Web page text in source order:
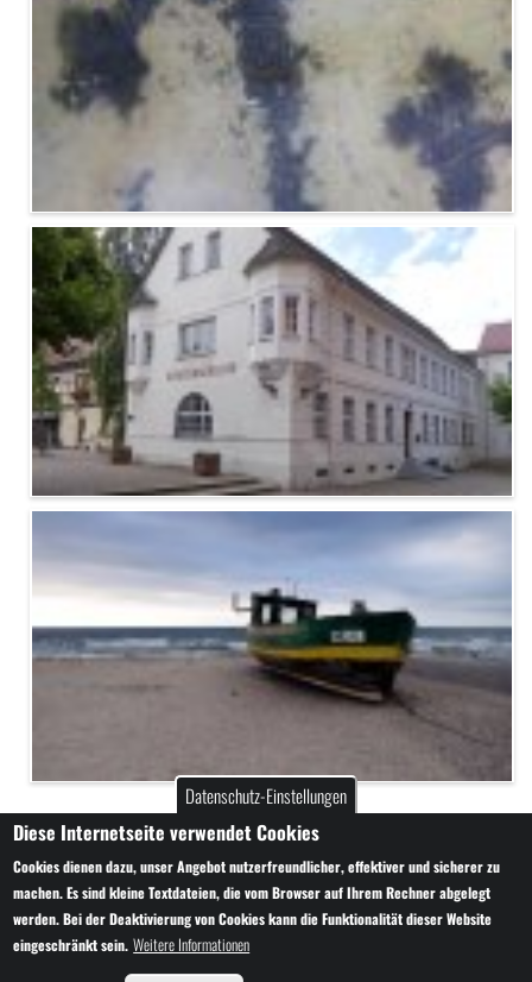
Copyright © 2014-2025 Bernsteindirekt.de – wir lieben Bernstein!
Alle Texte und Bilder sind urheberrechtlich geschützt und dürfen nur mit
Genehmigung des Autors verwendet werden.
Datenschutz-Einstellungen
Diese Internetseite verwendet Cookies
Cookies dienen dazu, unser Angebot nutzerfreundlicher, effektiver und sicherer zu
machen. Es sind kleine Textdateien, die vom Browser auf Ihrem Rechner abgelegt
werden. Bei der Deaktivierung von Cookies kann die Funktionalität dieser Website
eingeschränkt sein. Weitere Informationen